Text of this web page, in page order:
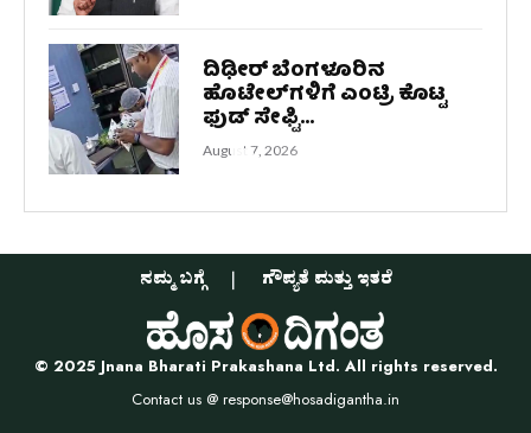
ದಿಢೀರ್‌ ಬೆಂಗಳೂರಿನ
ಹೊಟೇಲ್‌ಗಳಿಗೆ ಎಂಟ್ರಿ ಕೊಟ್ಟ
ಫುಡ್‌ ಸೇಫ್ಟಿ...
August 7, 2026
ನಮ್ಮ ಬಗ್ಗೆ ಗೌಪ್ಯತೆ ಮತ್ತು ಇತರೆ
© 2025 Jnana Bharati Prakashana Ltd. All rights reserved.
Contact us @ response@hosadigantha.in